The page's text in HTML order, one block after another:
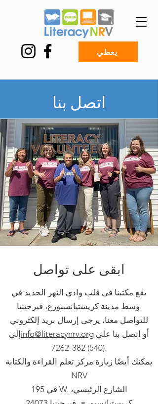
يعطي
اتصل بنا
ابقى على تواصل
يقع مكتبنا في قلب وادي النهر الجديد في
وسط مدينة كريستيانسبورغ، فيرجينيا.
للتواصل معنا، يرجى إرسال بريد إلكتروني
إلى info@literacynrv.org أو اتصل بنا على
(540) 382-7262.
يمكنك أيضًا زيارة مركز تعلم القراءة والكتابة
NRV
في 195 W. الشارع الرئيسي،